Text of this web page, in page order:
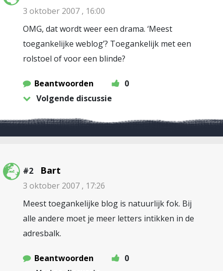
3 oktober 2007 , 16:00
OMG, dat wordt weer een drama. ‘Meest
toegankelijke weblog’? Toegankelijk met een
rolstoel of voor een blinde?
Beantwoorden
0
Volgende discussie
#2 Bart
3 oktober 2007 , 17:26
Meest toegankelijke blog is natuurlijk fok. Bij
alle andere moet je meer letters intikken in de
adresbalk.
Beantwoorden
0